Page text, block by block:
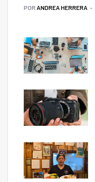
POR ANDREA HERRERA